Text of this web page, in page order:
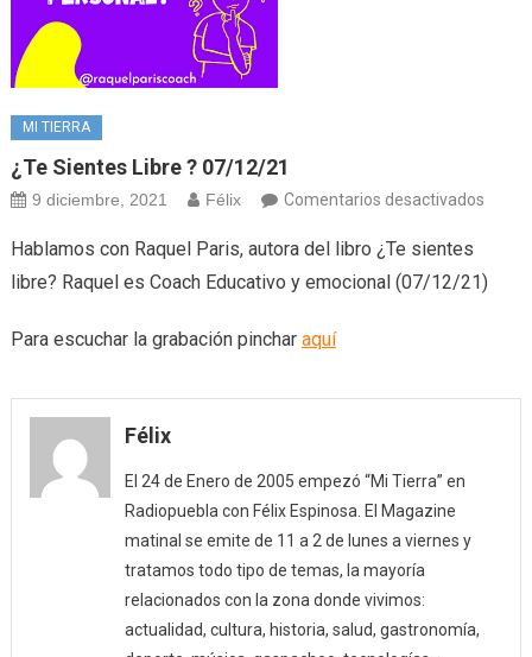
MI TIERRA
¿Te Sientes Libre ? 07/12/21
9 diciembre, 2021 Félix Comentarios desactivadosen
libre
Hablamos con Raquel Paris, autora del libro ¿Te sientes
libre? Raquel es Coach Educativo y emocional (07/12/21)
Para escuchar la grabación pinchar aquí
Félix
El 24 de Enero de 2005 empezó “Mi Tierra” en
Radiopuebla con Félix Espinosa. El Magazine
matinal se emite de 11 a 2 de lunes a viernes y
tratamos todo tipo de temas, la mayoría
relacionados con la zona donde vivimos:
actualidad, cultura, historia, salud, gastronomía,